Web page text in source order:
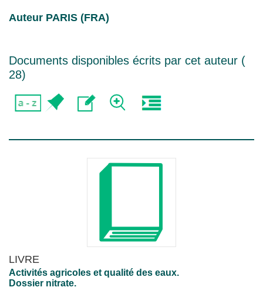
Auteur PARIS (FRA)
Documents disponibles écrits par cet auteur (
28)
LIVRE
Activités agricoles et qualité des eaux.
Dossier nitrate.